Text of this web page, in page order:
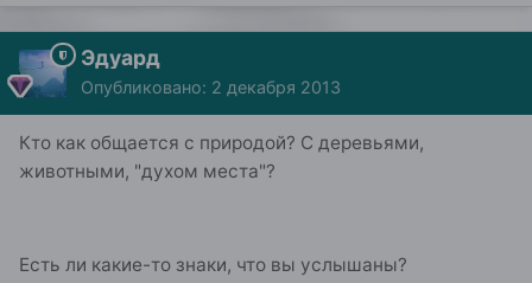
Эдуард
Опубликовано: 2 декабря 2013
Кто как общается с природой? С деревьями,
животными, "духом места"?
Есть ли какие-то знаки, что вы услышаны?